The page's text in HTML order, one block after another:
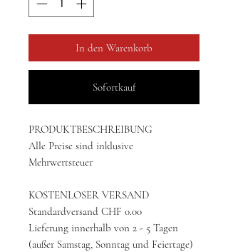
In den Warenkorb
Sofortkauf
PRODUKTBESCHREIBUNG
Alle Preise sind inklusive
Mehrwertsteuer
KOSTENLOSER VERSAND
Standardversand CHF 0.00
Lieferung innerhalb von 2 - 5 Tagen
(außer Samstag, Sonntag und Feiertage)